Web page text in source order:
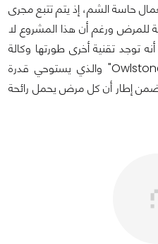
حاسة الشم، إذ يتم تتبع مجرى
للمرض ورغم أن هذا المشروع لا
توجد تقنية أخرى طورتها وكالة
الفضاء الأمريكية، ناسا، باسم "Owlstone" والذي يستوحي قدرة
إطار أن كل مرض يحمل رائحة